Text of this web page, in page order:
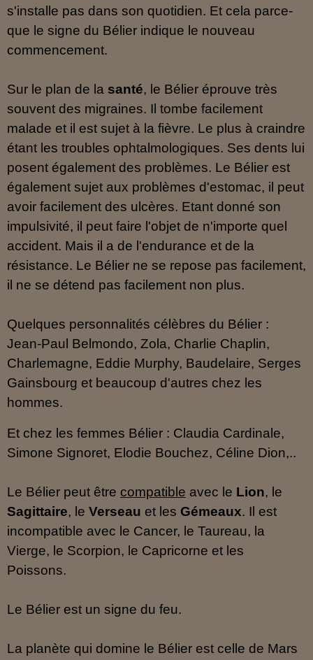
s'installe pas dans son quotidien. Et cela parce-
que le signe du Bélier indique le nouveau
commencement.
Sur le plan de la santé, le Bélier éprouve très
souvent des migraines. Il tombe facilement
malade et il est sujet à la fièvre. Le plus à craindre
étant les troubles ophtalmologiques. Ses dents lui
posent également des problèmes. Le Bélier est
également sujet aux problèmes d'estomac, il peut
avoir facilement des ulcères. Etant donné son
impulsivité, il peut faire l'objet de n'importe quel
accident. Mais il a de l'endurance et de la
résistance. Le Bélier ne se repose pas facilement,
il ne se détend pas facilement non plus.
Quelques personnalités célèbres du Bélier :
Jean-Paul Belmondo, Zola, Charlie Chaplin,
Charlemagne, Eddie Murphy, Baudelaire, Serges
Gainsbourg et beaucoup d'autres chez les
hommes.
Et chez les femmes Bélier : Claudia Cardinale,
Simone Signoret, Elodie Bouchez, Céline Dion,..
Le Bélier peut être compatible avec le Lion, le
Sagittaire, le Verseau et les Gémeaux. Il est
incompatible avec le Cancer, le Taureau, la
Vierge, le Scorpion, le Capricorne et les
Poissons.
Le Bélier est un signe du feu.
La planète qui domine le Bélier est celle de Mars